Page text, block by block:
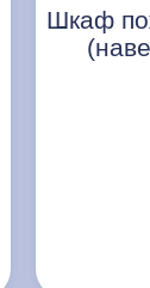
Шкаф